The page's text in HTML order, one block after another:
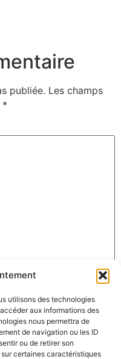
utilisons des technologies
aux informations des
nous permettra de
de navigation ou les ID
ou de retirer son
certaines caractéristiques
publiée. Les champs
*